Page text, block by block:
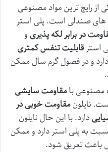
از رایج ترین مواد مصنوعی
های صندلی است. پلی استر
در برابر لکه پذیری و
استر قابلیت تنفس کمتری
و در فصول گرم سال ممکن
مصنوعی بامقاومت سایشی
نایلونمقاومت خوبی در
دارد. با این حال نایلون
به پلی استر دارد و ممکن
باعث تعریق شود.